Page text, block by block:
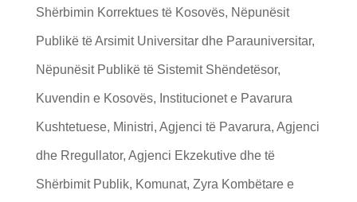
Shërbimin Korrektues të Kosovës, Nëpunësit
Publikë të Arsimit Universitar dhe Parauniversitar,
Nëpunësit Publikë të Sistemit Shëndetësor,
Kuvendin e Kosovës, Institucionet e Pavarura
Kushtetuese, Ministri, Agjenci të Pavarura, Agjenci
dhe Rregullator, Agjenci Ekzekutive dhe të
Shërbimit Publik, Komunat, Zyra Kombëtare e